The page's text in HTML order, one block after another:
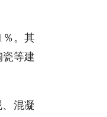
％。其
等建
混凝